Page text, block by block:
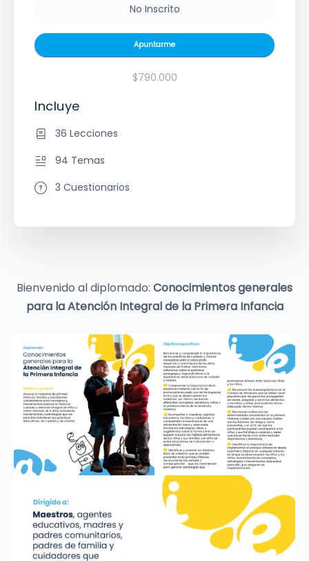
Bienvenido al diplomado: Conocimientos generales
para la Atención Integral de la Primera Infancia
No Inscrito
Apuntarme
$790.000
Incluye
36 Lecciones
94 Temas
3 Cuestionarios